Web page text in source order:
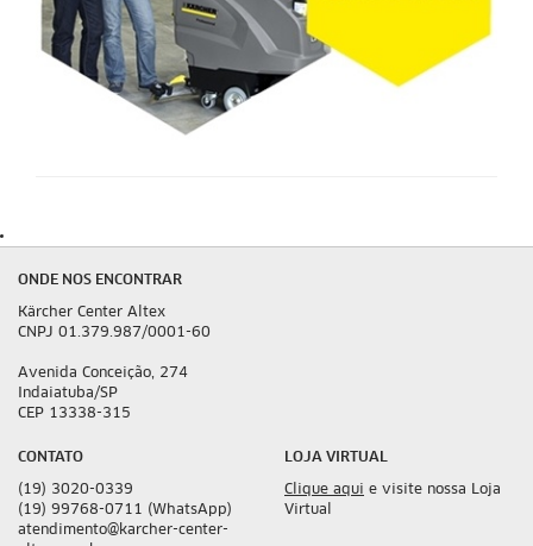
ONDE NOS ENCONTRAR
Kärcher Center Altex
CNPJ 01.379.987/0001-60
Avenida Conceição, 274
Indaiatuba/SP
CEP 13338-315
CONTATO
(19) 3020-0339
(19) 99768-0711 (WhatsApp)
atendimento@karcher-center-
LOJA VIRTUAL
Clique aqui e visite nossa Loja
Virtual